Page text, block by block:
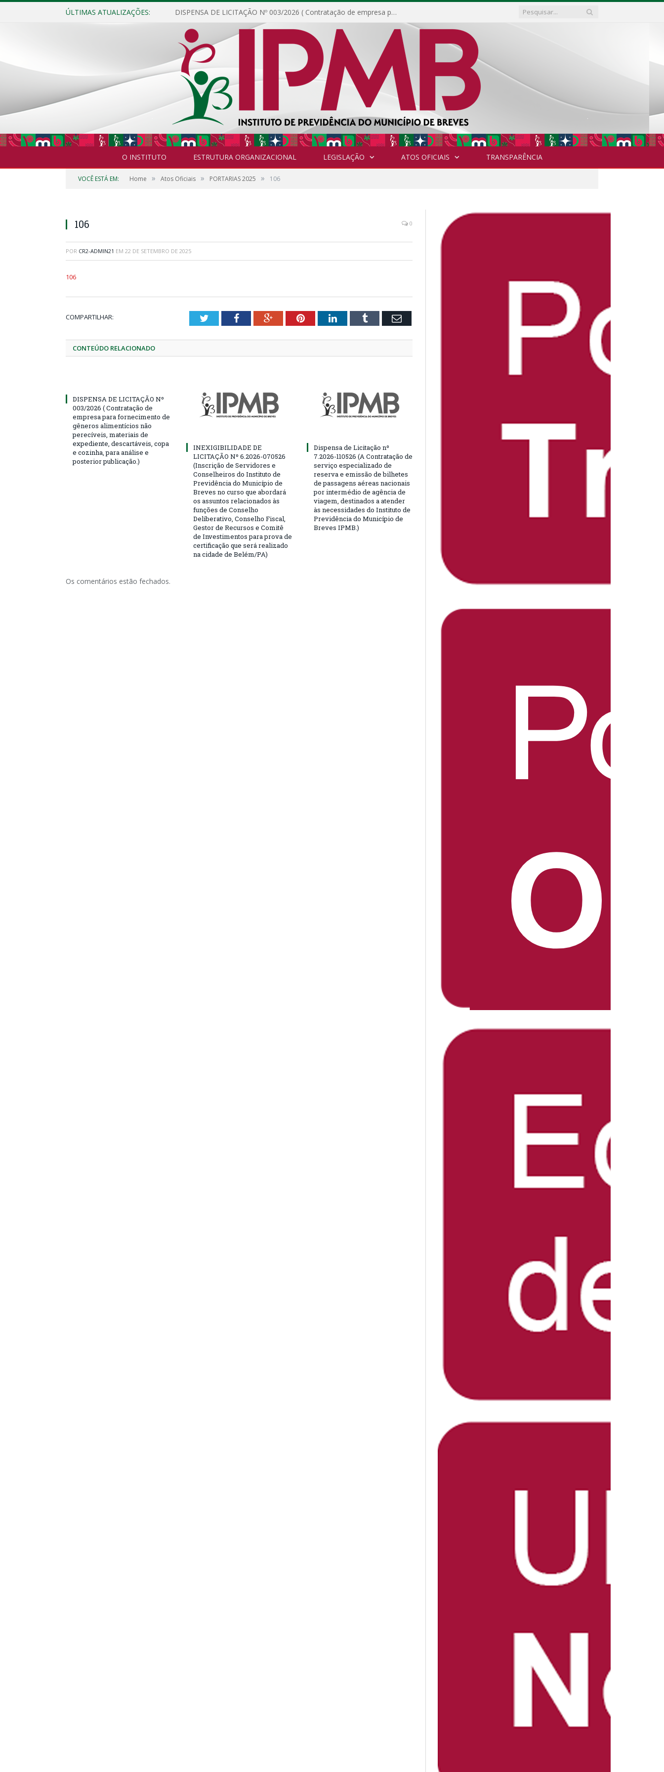
ÚLTIMAS ATUALIZAÇÕES: DISPENSA DE LICITAÇÃO Nº 003/2026 ( Contratação de empresa para fornecimento de gêneros alimentícios não perecíveis, materiais de expediente, descartáveis, copa e cozinha, para análise e posterior publicação.)
O INSTITUTO ESTRUTURA ORGANIZACIONAL LEGISLAÇÃO ATOS OFICIAIS TRANSPARÊNCIA
VOCÊ ESTÁ EM: Home » Atos Oficiais » PORTARIAS 2025 » 106
106 0
POR CR2-ADMIN21 EM 22 DE SETEMBRO DE 2025
106
COMPARTILHAR: TwitterFacebookGoogle+PinterestLinkedInTumblr Email
CONTEÚDO RELACIONADO
DISPENSA DE LICITAÇÃO Nº
003/2026 ( Contratação de
empresa para fornecimento de
gêneros alimentícios não
perecíveis, materiais de
expediente, descartáveis, copa
e cozinha, para análise e
posterior publicação.)
INEXIGIBILIDADE DE
LICITAÇÃO Nº 6.2026-070526
(Inscrição de Servidores e
Conselheiros do Instituto de
Previdência do Município de
Breves no curso que abordará
os assuntos relacionados às
funções de Conselho
Deliberativo, Conselho Fiscal,
Gestor de Recursos e Comitê
de Investimentos para prova de
certificação que será realizado
na cidade de Belém/PA)
Dispensa de Licitação nº
7.2026-110526 (A Contratação de
serviço especializado de
reserva e emissão de bilhetes
de passagens aéreas nacionais
por intermédio de agência de
viagem, destinados a atender
às necessidades do Instituto de
Previdência do Município de
Breves IPMB.)
Os comentários estão fechados.